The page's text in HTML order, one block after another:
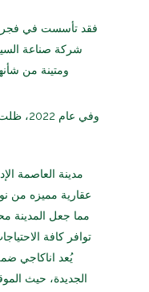
فقد تأسست في فجر
شركة صناعة
ومتينة من
وفي
مدينة العاصمة
عقارية مميزه من
مما جعل المدينة
توافر كافة
يُعد اناكاجي
الجديدة، حيث